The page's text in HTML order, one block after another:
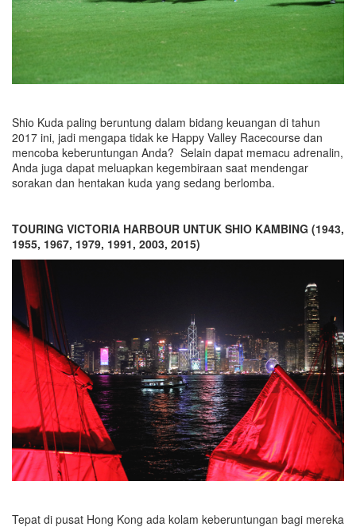
Shio Kuda paling beruntung dalam bidang keuangan di tahun
2017 ini, jadi mengapa tidak ke Happy Valley Racecourse dan
mencoba keberuntungan Anda? Selain dapat memacu adrenalin,
Anda juga dapat meluapkan kegembiraan saat mendengar
sorakan dan hentakan kuda yang sedang berlomba.
TOURING VICTORIA HARBOUR UNTUK SHIO KAMBING (1943,
1955, 1967, 1979, 1991, 2003, 2015)
Tepat di pusat Hong Kong ada kolam keberuntungan bagi mereka